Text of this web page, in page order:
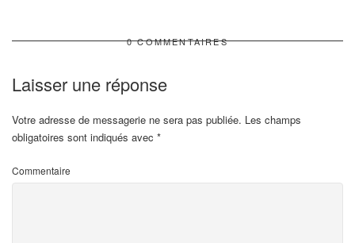
0 COMMENTAIRES
Laisser une réponse
Votre adresse de messagerie ne sera pas publiée. Les champs
obligatoires sont indiqués avec *
Commentaire